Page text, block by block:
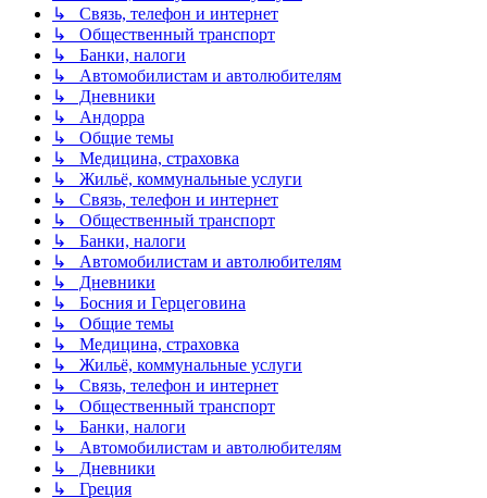
↳ Связь, телефон и интернет
↳ Общественный транспорт
↳ Банки, налоги
↳ Автомобилистам и автолюбителям
↳ Дневники
↳ Андорра
↳ Общие темы
↳ Медицина, страховка
↳ Жильё, коммунальные услуги
↳ Связь, телефон и интернет
↳ Общественный транспорт
↳ Банки, налоги
↳ Автомобилистам и автолюбителям
↳ Дневники
↳ Босния и Герцеговина
↳ Общие темы
↳ Медицина, страховка
↳ Жильё, коммунальные услуги
↳ Связь, телефон и интернет
↳ Общественный транспорт
↳ Банки, налоги
↳ Автомобилистам и автолюбителям
↳ Дневники
↳ Греция